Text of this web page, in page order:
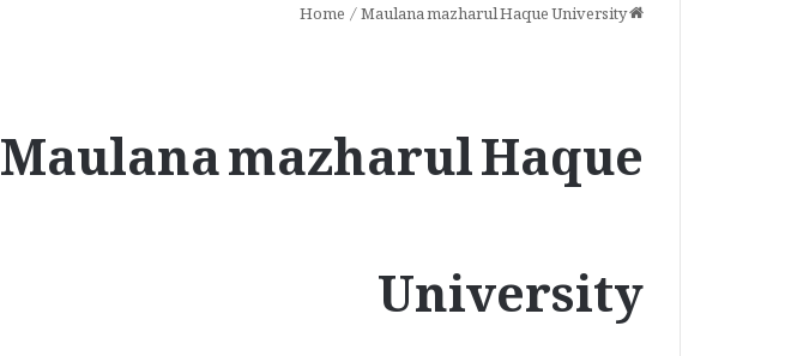
Home
/Maulana mazharul Haque University
Maulana mazharul Haque
University